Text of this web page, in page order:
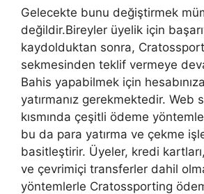
Gelecekte bunu değiştirmek
değildir.Bireyler üyelik için
kaydolduktan sonra,
sekmesinden teklif vermeye
Bahis yapabilmek için
yatırmanız gerekmektedir. Web
kısmında çeşitli ödeme
bu da para yatırma ve çekme
basitleştirir. Üyeler, kredi
ve çevrimiçi transferler dahil
yöntemlerle Cratossporting